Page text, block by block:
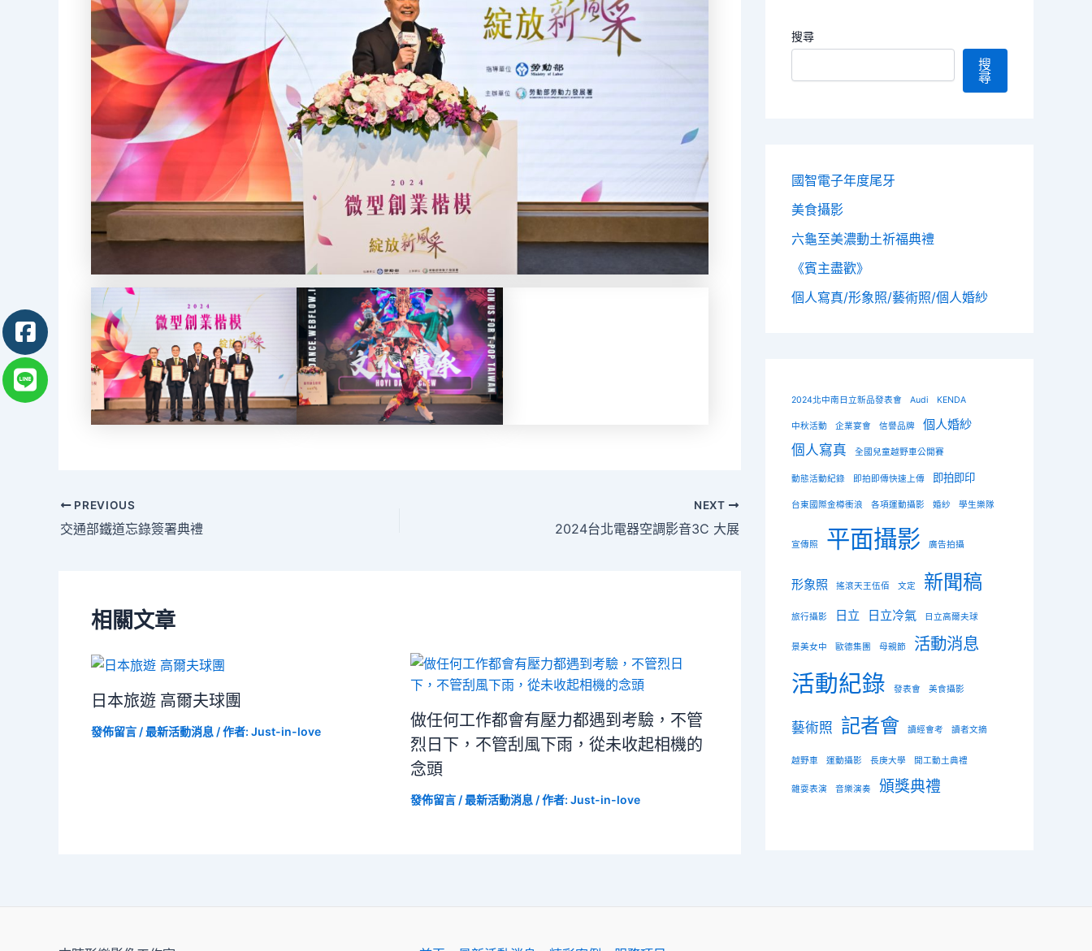
Post
navigation
PREVIOUS
交通部鐵道忘錄簽署典禮
NEXT
2024台北電器空調影音3C 大展
相關文章
日本旅遊 高爾夫球團
發佈留言 /最新活動消息 / 作者: Just-in-love
做任何工作都會有壓力都遇到考驗，不管
烈日下，不管刮風下雨，從未收起相機的
念頭
發佈留言 /最新活動消息 / 作者: Just-in-love
搜尋
搜
尋
國智電子年度尾牙
美食攝影
六龜至美濃動土祈福典禮
《賓主盡歡》
個人寫真/形象照/藝術照/個人婚紗
2024北中南日立新品發表會 Audi KENDA
中秋活動 企業宴會 信譽品牌 個人婚紗
個人寫真 全國兒童越野車公開賽
動態活動紀錄 即拍即傳快速上傳 即拍即印
台東國際金樽衝浪 各項運動攝影 婚紗 學生樂隊
宣傳照 平面攝影 廣告拍攝
形象照 搖滾天王伍佰 文定 新聞稿
旅行攝影 日立 日立冷氣 日立高爾夫球
景美女中 歐德集團 母親節 活動消息
活動紀錄 發表會 美食攝影
藝術照 記者會 讀經會考 讀者文摘
越野車 運動攝影 長庚大學 開工動土典禮
雜耍表演 音樂演奏 頒獎典禮